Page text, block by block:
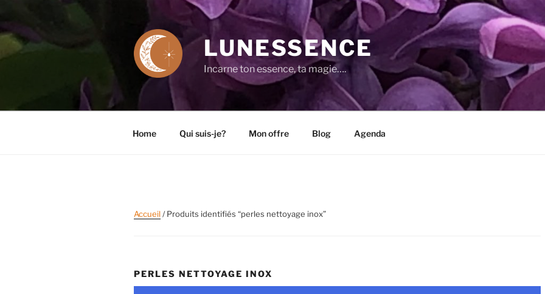
contenu
principal
LUNESSENCE
Incarne ton essence, ta magie….
Home Qui suis-je? Mon offre Blog Agenda
Accueil/ Produits identifiés “perles nettoyage inox”
PERLES NETTOYAGE INOX